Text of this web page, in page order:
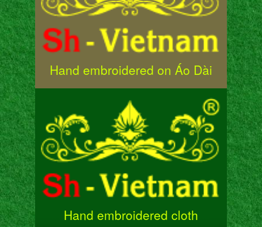
Hand embroidered on Áo Dài
Hand embroidered cloth